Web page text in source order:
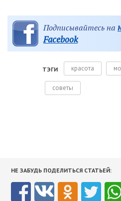
Подписывайтесь на
Facebook
ТЭГИ красота
советы
НЕ ЗАБУДЬ ПОДЕЛИТЬСЯ СТАТЬЕЙ: